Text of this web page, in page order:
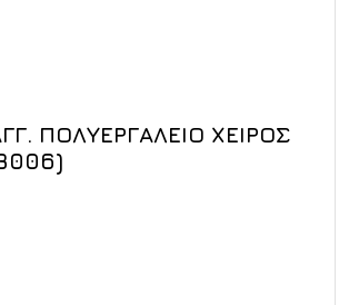
ΠΟΛΥΕΡΓΑΛΕΙΟ ΧΕΙΡΟΣ